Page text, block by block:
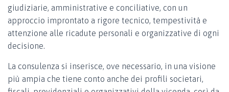
giudiziarie, amministrative e conciliative, con un
approccio improntato a rigore tecnico, tempestività e
attenzione alle ricadute personali e organizzative di ogni
decisione.
La consulenza si inserisce, ove necessario, in una visione
più ampia che tiene conto anche dei profili societari,